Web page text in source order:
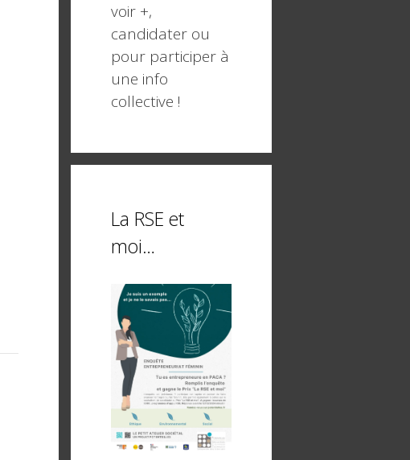
voir +,
candidater ou
pour participer à
une info
collective !
La RSE et
moi…